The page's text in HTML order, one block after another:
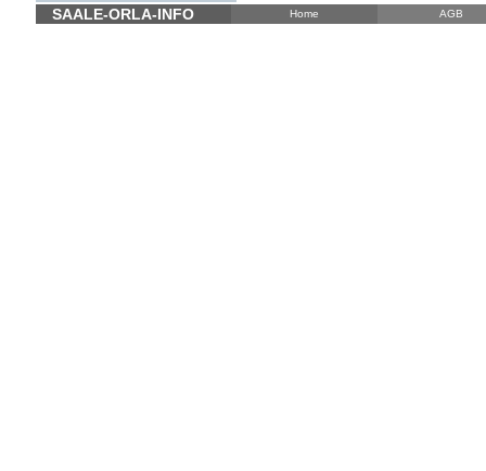
SAALE-ORLA-INFO Home AGB